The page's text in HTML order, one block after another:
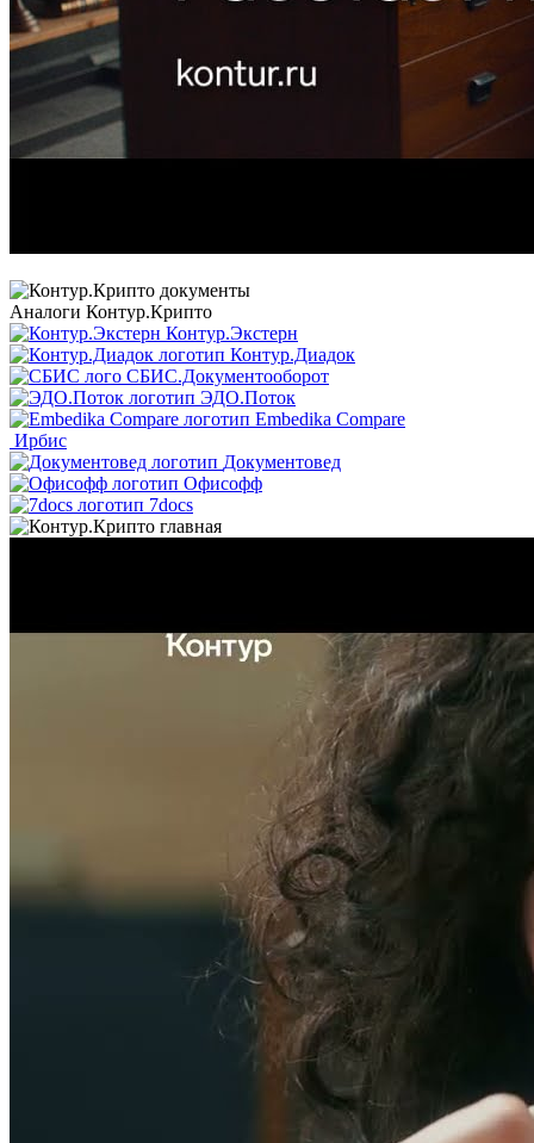
Аналоги Контур.Крипто
Контур.Экстерн
Контур.Диадок
СБИС.Документооборот
ЭДО.Поток
Embedika Compare
Ирбис
Документовед
Офисофф
7docs